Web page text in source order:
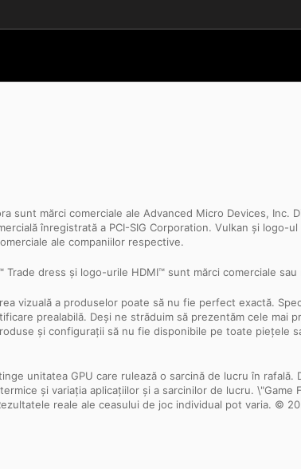
sunt mărci comerciale ale Advanced Micro Devices,
înregistrată a PCI-SIG Corporation. Vulkan și logo-
ale companiilor respective.
dress și logo-urile HDMI™ sunt mărci comerciale
vizuală a produselor poate să nu fie perfect exactă.
prealabilă. Deși ne străduim să prezentăm cele mai
și configurații să nu fie disponibile pe toate piețele
unitatea GPU care rulează o sarcină de lucru în
și variația aplicațiilor și a sarcinilor de lucru.
reale ale ceasului de joc individual pot varia. ©